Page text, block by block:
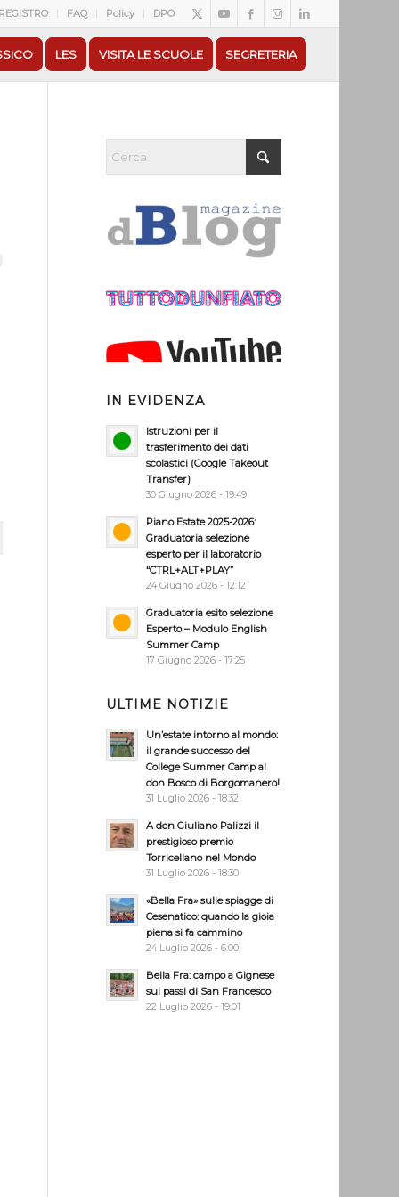
FAQ Policy DPO
LES VISITA LE SCUOLE SEGRETERIA
IN EVIDENZA
Istruzioni per il
trasferimento dei dati
scolastici (Google Takeout
Transfer)
30 Giugno 2026 - 19:49
Piano Estate 2025-2026:
Graduatoria selezione
esperto per il laboratorio
“CTRL+ALT+PLAY”
24 Giugno 2026 - 12:12
Graduatoria esito selezione
Esperto – Modulo English
Summer Camp
17 Giugno 2026 - 17:25
ULTIME NOTIZIE
Un’estate intorno al mondo:
il grande successo del
College Summer Camp al
don Bosco di Borgomanero!
31 Luglio 2026 - 18:32
A don Giuliano Palizzi il
prestigioso premio
Torricellano nel Mondo
31 Luglio 2026 - 18:30
«Bella Fra» sulle spiagge di
Cesenatico: quando la gioia
piena si fa cammino
24 Luglio 2026 - 6:00
Bella Fra: campo a Gignese
sui passi di San Francesco
22 Luglio 2026 - 19:01